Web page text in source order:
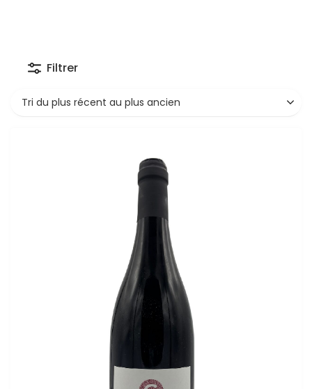
Filtrer
Tri du plus récent au plus ancien